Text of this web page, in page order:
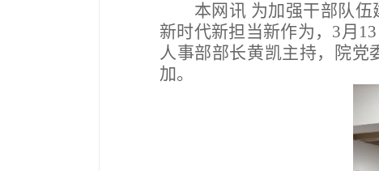
本网讯 为加强干部队
新时代新担当新作为 ， 3月
人事部部长黄凯主持，院党
加。